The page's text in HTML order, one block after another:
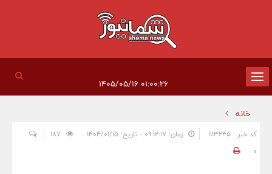
تغییر
وضعیت
ناوبری
۰۱:۰۰:۲۶ ۱۴۰۵/۰۵/۱۶
خانه
کد خبر : 1113245 زمان: ۰۹:۱۲:۱۷ - تاریخ: ۱۴۰۴/۰۱/۱۵
0